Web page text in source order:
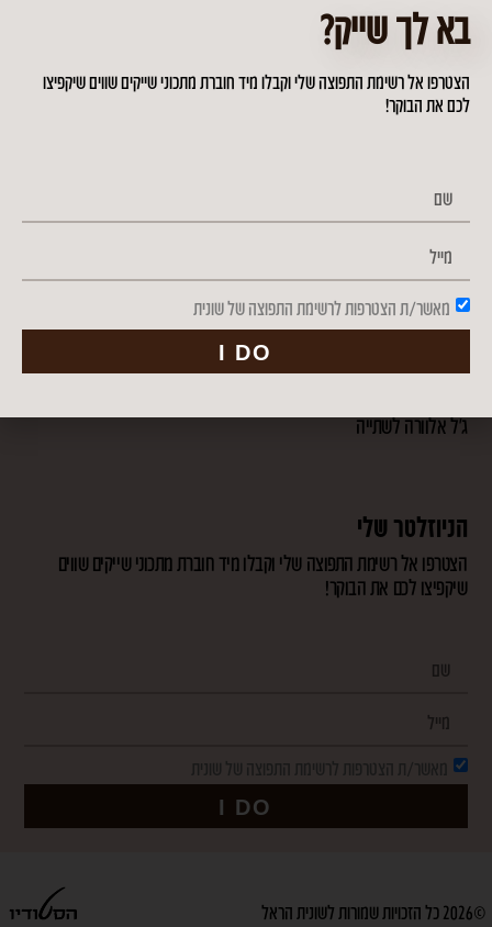
אבחון תזונתי
התאמת תזונה
סדנת Detox – ניקוי רעלים
סדנת המשך לאחר הדיטוקס
המוצרים שלי
ג'ל אלוורה לשתייה
הניוזלטר שלי
הצטרפו אל רשימת התפוצה שלי וקבלו מיד חוברת מתכוני שייקים שווים
שיקפיצו לכם את הבוקר!
מאשר/ת הצטרפות לרשימת התפוצה של שונית
I DO
©2026 כל הזכויות שמורות לשונית הראל
בא לך שייק?
הצטרפו אל רשימת התפוצה שלי וקבלו מיד חוברת מתכוני שייקים שווים שיקפיצו
לכם את הבוקר!
מאשר/ת הצטרפות לרשימת התפוצה של שונית
I DO